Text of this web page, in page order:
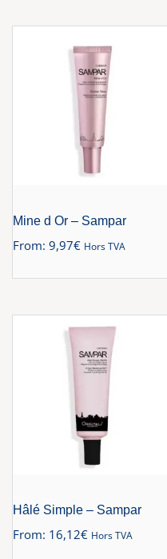
Mine d Or – Sampar
From: 9,97€ Hors TVA
Hâlé Simple – Sampar
From: 16,12€ Hors TVA